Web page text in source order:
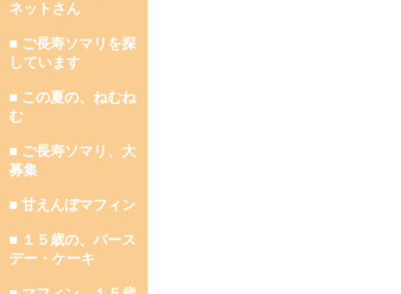
ネットさん
■ ご長寿ソマリを探
しています
■ この夏の、ねむね
む
■ ご長寿ソマリ、大
募集
■ 甘えんぼマフィン
■ １５歳の、バース
デー・ケーキ